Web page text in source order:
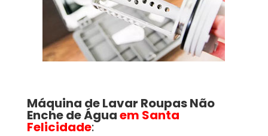
Máquina de Lavar RoupasNão
Enche de Águaem Santa
Felicidade: